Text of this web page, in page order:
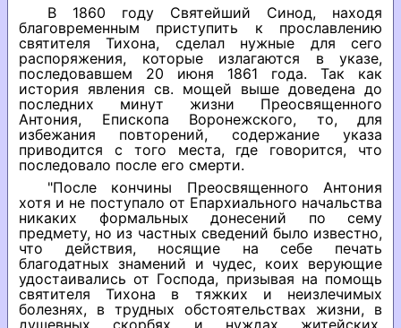
В 1860 году Святейший Синод, находя
благовременным приступить к прославлению
святителя Тихона, сделал нужные для сего
распоряжения, которые излагаются в указе,
последовавшем 20 июня 1861 года. Так как
история явления св. мощей выше доведена до
последних минут жизни Преосвященного
Антония, Епископа Воронежского, то, для
избежания повторений, содержание указа
приводится с того места, где говорится, что
последовало после его смерти.
"После кончины Преосвященного Антония
хотя и не поступало от Епархиального начальства
никаких формальных донесений по сему
предмету, но из частных сведений было известно,
что действия, носящие на себе печать
благодатных знамений и чудес, коих верующие
удостаивались от Господа, призывая на помощь
святителя Тихона в тяжких и неизлечимых
болезнях, в трудных обстоятельствах жизни, в
душевных скорбях и нуждах житейских,